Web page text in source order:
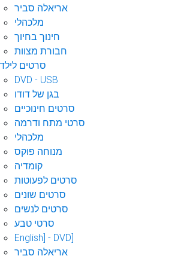
אריאלה סביר
מלכהלי
חינוך בחיוך
חבורת מצוות
סרטים
DVD - USB
בגן של דודו
סרטים חינוכיים
סרטי מתח ודרמה
מלכהלי
מנוחה פוקס
קומדיה
סרטים לפעוטות
סרטים שונים
סרטים לנשים
סרטי טבע
English] - DVD]
אריאלה סביר